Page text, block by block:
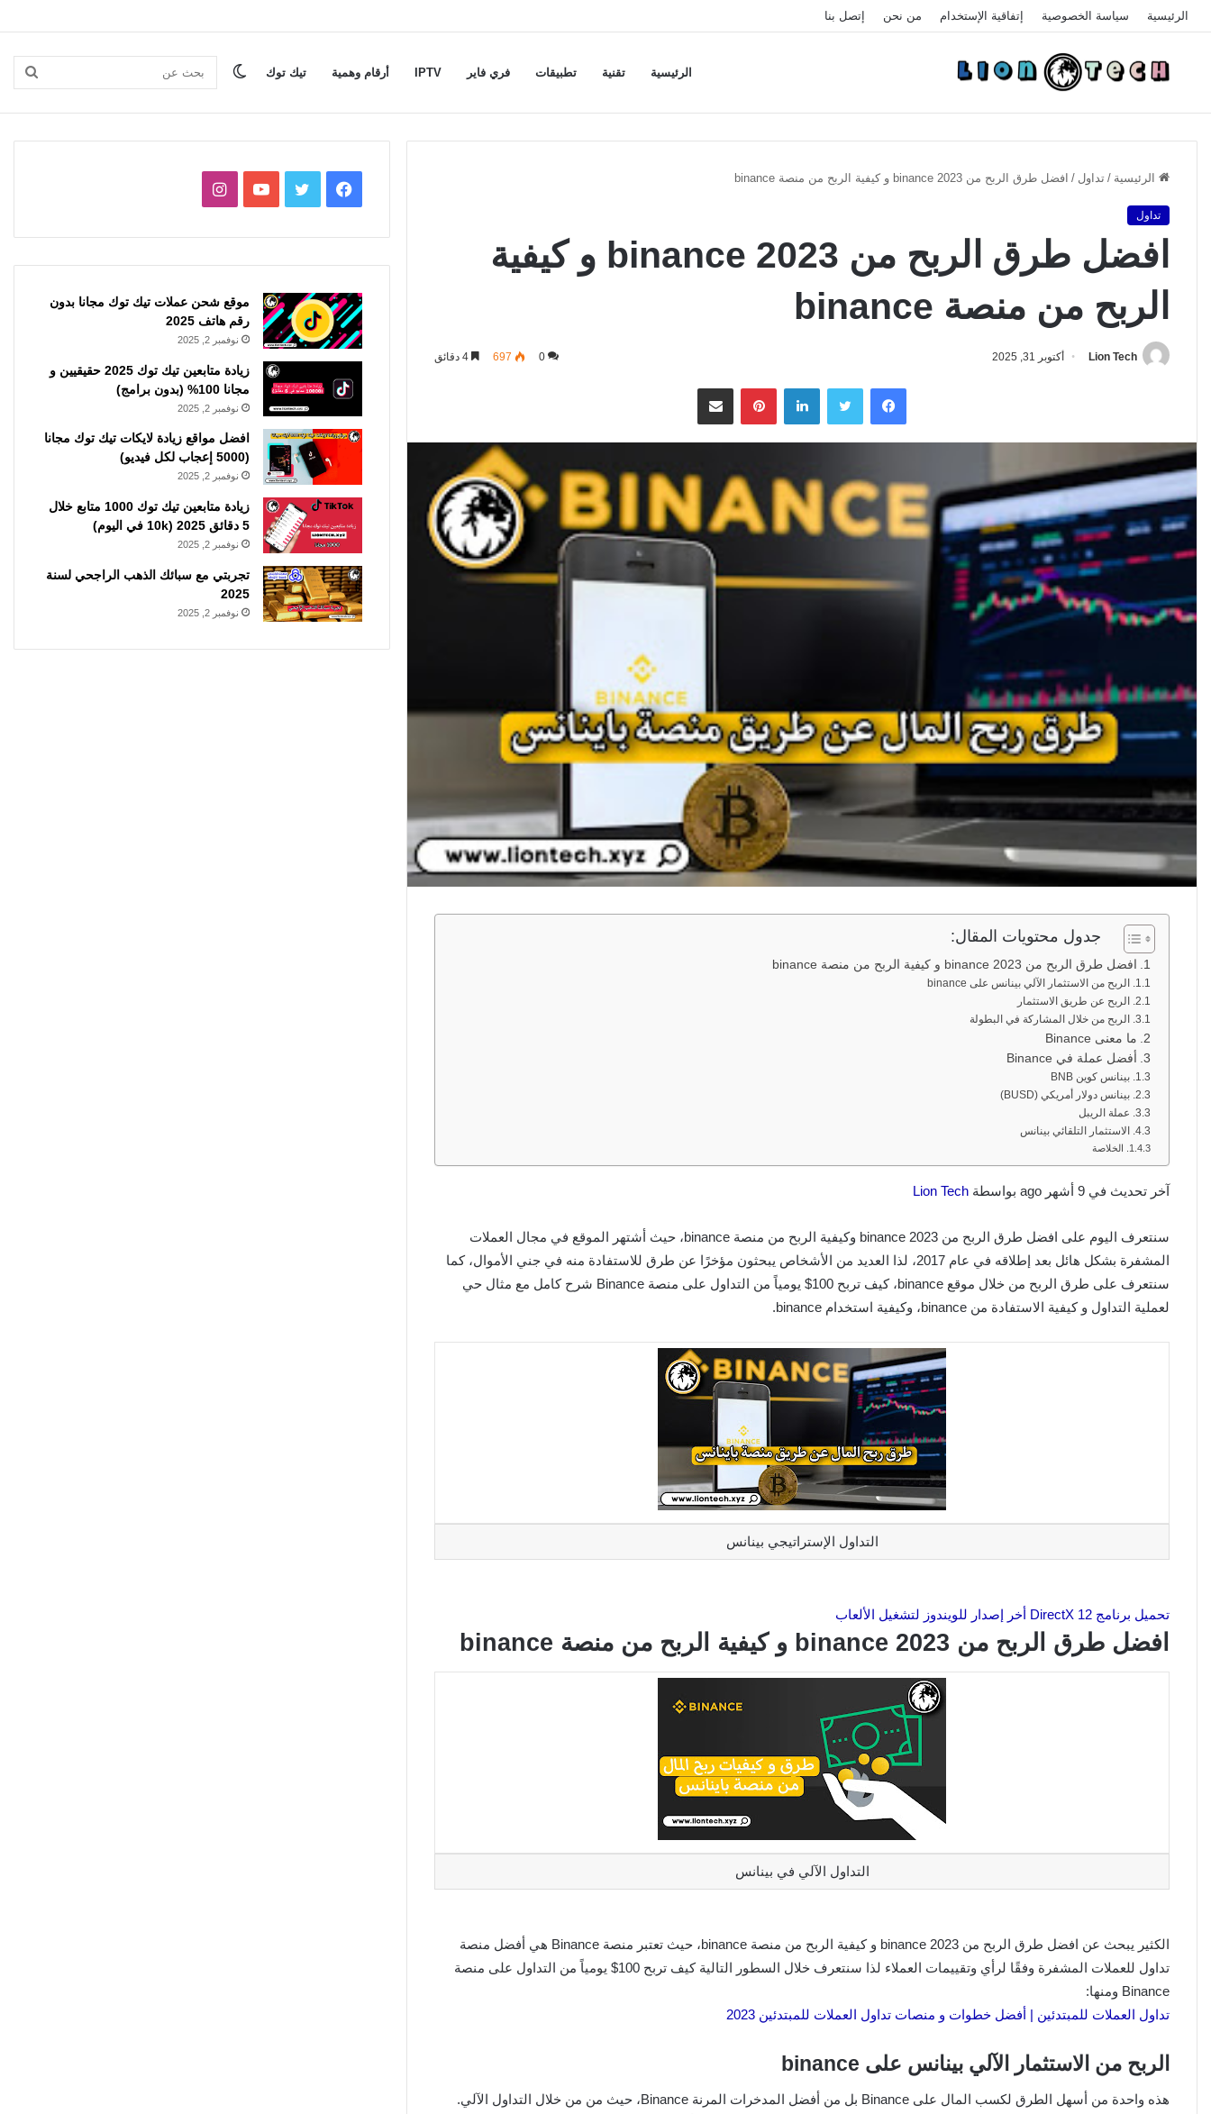
الرئيسية سياسة الخصوصية إتفاقية الإستخدام من نحن إتصل بنا
الرئيسية تقنية تطبيقات فري فاير IPTV أرقام وهمية تيك توك بحث الوضع
الرئيسية / تداول / افضل طرق الربح من binance 2023 و كيفية الربح من منصة binance
تداول
افضل طرق الربح من binance 2023 و كيفية
الربح من منصة binance
Lion Tech أكتوبر 31, 2025 0
697
فيسبوك تويتر لينكدإن بينتيريستمشاركة عبر البريد
جدول محتويات المقال:
افضل طرق الربح من binance 2023 و كيفية الربح من منصة binance
الربح من الاستثمار الآلي بينانس على binance
الربح عن طريق الاستثمار
الربح من خلال المشاركة في البطولة
ما معنى Binance
أفضل عملة في Binance
بينانس كوين BNB
بينانس دولار أمريكي (BUSD)
عملة الريبل
الاستثمار التلقائي بينانس
الخلاصة
آخر تحديث في 9 أشهر ago بواسطة Lion Tech
سنتعرف اليوم على افضل طرق الربح من binance 2023 وكيفية الربح من منصة binance، حيث أشتهر الموقع في مجال العملات
المشفرة بشكل هائل بعد إطلاقه في عام 2017، لذا العديد من الأشخاص يبحثون مؤخرًا عن طرق للاستفادة منه في جني الأموال، كما
سنتعرف على طرق الربح من خلال موقع binance، كيف تربح 100$ يومياً من التداول على منصة Binance شرح كامل مع مثال حي
لعملية التداول و كيفية الاستفادة من binance، وكيفية استخدام binance.
التداول الإستراتيجي بينانس
تحميل برنامج DirectX 12 أخر إصدار للويندوز لتشغيل الألعاب
افضل طرق الربح من binance 2023 و كيفية الربح من منصة binance
التداول الآلي في بينانس
الكثير يبحث عن افضل طرق الربح من binance 2023 و كيفية الربح من منصة binance، حيث تعتبر منصة Binance هي أفضل منصة
تداول للعملات المشفرة وفقًا لرأي وتقييمات العملاء لذا سنتعرف خلال السطور التالية كيف تربح 100$ يومياً من التداول على منصة
Binance ومنها:
تداول العملات للمبتدئين | أفضل خطوات و منصات تداول العملات للمبتدئين 2023
الربح من الاستثمار الآلي بينانس على binance
هذه واحدة من أسهل الطرق لكسب المال على Binance بل من أفضل المدخرات المرنة Binance، حيث من من خلال التداول الآلي.
فيسبوكتويتر يوتيوبانستقرام
موقع شحن عملات تيك توك مجانا بدون
رقم هاتف 2025
نوفمبر 2, 2025
زيادة متابعين تيك توك 2025 حقيقيين و
مجانا 100% (بدون برامج)
نوفمبر 2, 2025
افضل مواقع زيادة لايكات تيك توك مجانا
(5000 إعجاب لكل فيديو)
نوفمبر 2, 2025
زيادة متابعين تيك توك 1000 متابع خلال
5 دقائق 2025 (10k في اليوم)
نوفمبر 2, 2025
تجربتي مع سبائك الذهب الراجحي لسنة
2025
نوفمبر 2, 2025